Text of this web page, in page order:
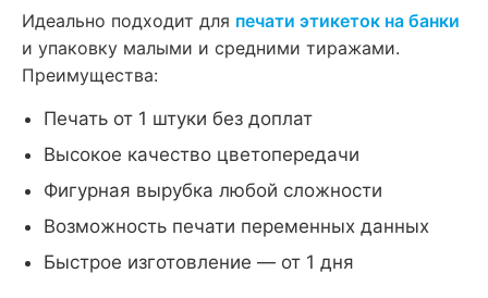
Идеально подходит для печати этикеток на банки
и упаковку малыми и средними тиражами.
Преимущества:
Печать от 1 штуки без доплат
Высокое качество цветопередачи
Фигурная вырубка любой сложности
Возможность печати переменных данных
Быстрое изготовление — от 1 дня